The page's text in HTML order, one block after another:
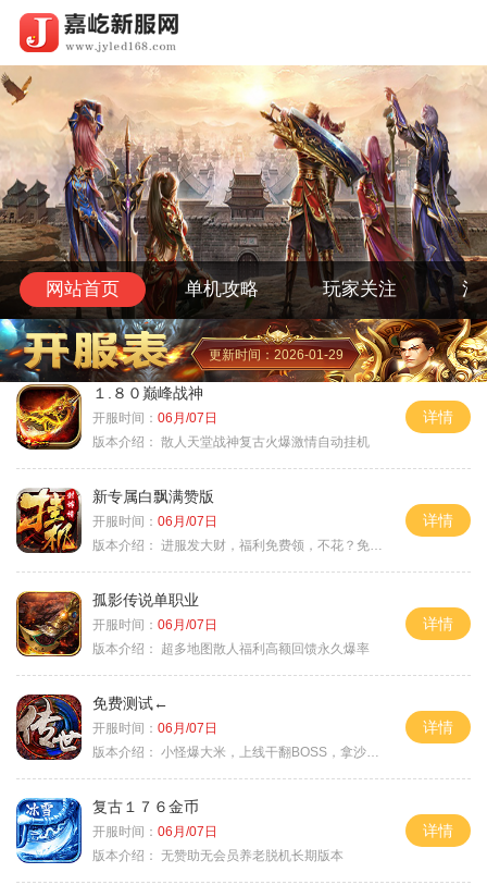
网站首页 单机攻略 玩家关注 活
更新时间：2026-01-29
１.８０巅峰战神
开服时间： 06月/07日
版本介绍： 散人天堂战神复古火爆激情自动挂机
详情
新专属白飘满赞版
开服时间： 06月/07日
版本介绍： 进服发大财，福利免费领，不花？免费通关！
详情
孤影传说单职业
开服时间： 06月/07日
版本介绍：
超多地图散人福利高额回馈永久爆率
详情
免费测试←
开服时间： 06月/07日
版本介绍： 小怪爆大米，上线干翻BOSS，拿沙大奖
详情
复古１７６金币
开服时间： 06月/07日
版本介绍： 无赞助无会员养老脱机长期版本
详情